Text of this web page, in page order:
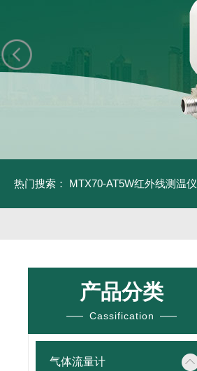
热门搜索： MTX70-AT5W红外线测温仪
产品分类
Cassification
气体流量计